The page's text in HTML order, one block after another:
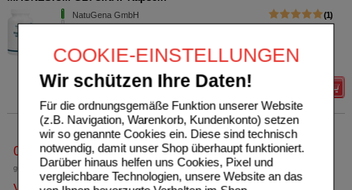
COOKIE-EINSTELLUNGEN
Wir schützen Ihre Daten!
Für die ordnungsgemäße Funktion unserer Website
(z.B. Navigation, Warenkorb, Kundenkonto) setzen
wir so genannte Cookies ein. Diese sind technisch
notwendig, damit unser Shop überhaupt funktioniert.
Darüber hinaus helfen uns Cookies, Pixel und
vergleichbare Technologien, unsere Website an das
NatuGena GmbH
1
Sie sparen 5,99 €
Details
0800-10 11 422
gebührenfreie Rufnummer